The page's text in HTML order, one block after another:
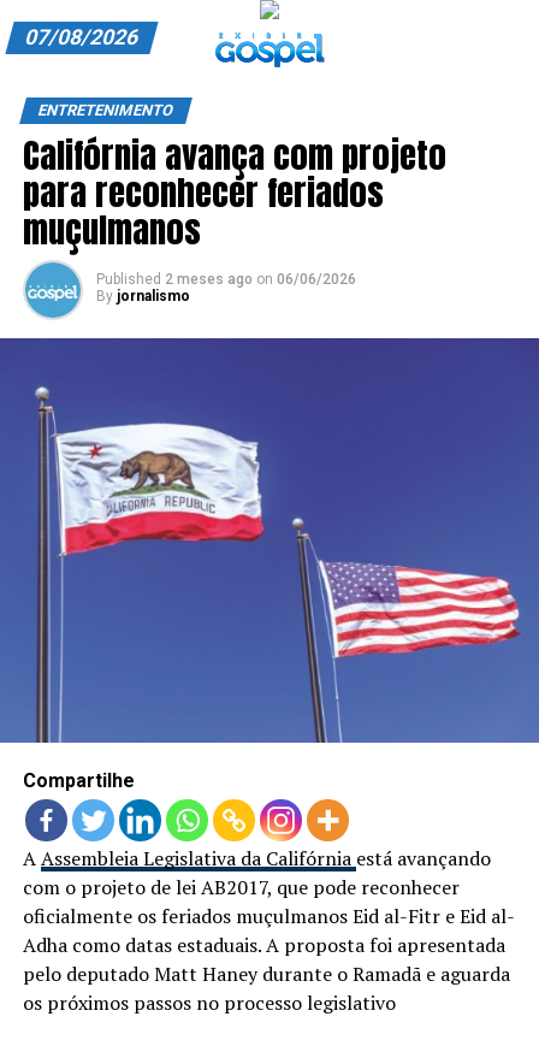
ANUNCIE CONOSCO
ASSINE
CARRINHO
EDITORIAL
EXPEDIENTE
FINALIZAR COMPRA
HOME
LANÇAMENTOS
07/08/2026
ENTRETENIMENTO
Califórnia avança com projeto
para reconhecer feriados
muçulmanos
Published 2 meses ago on 06/06/2026
By jornalismo
Compartilhe
AAssembleia Legislativa da Califórnia está avançando
com o projeto de lei AB2017, que pode reconhecer
oficialmente os feriados muçulmanos Eid al-Fitr e Eid al-
Adha como datas estaduais. A proposta foi apresentada
pelo deputado Matt Haney durante o Ramadã e aguarda
os próximos passos no processo legislativo